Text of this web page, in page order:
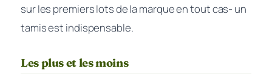
sur les premiers lots de la marque en tout cas- un
tamis est indispensable.
Les plus et les moins